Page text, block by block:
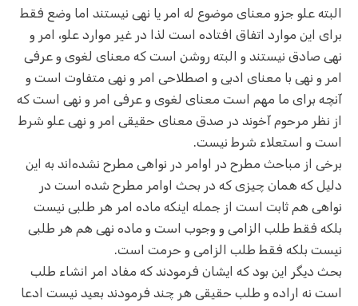
البته علو جزو معنای موضوع له امر یا نهی نیستند اما وضع فقط
برای این موارد اتفاق افتاده است لذا در غیر موارد علو، امر و
نهی صادق نیستند و البته روشن است که معنای لغوی و عرفی
امر و نهی با معنای ادبی و اصطلاحی امر و نهی متفاوت است و
آنچه برای ما مهم است معنای لغوی و عرفی امر و نهی است که
از نظر مرحوم آخوند در صدق معنای حقیقی امر و نهی علو شرط
است و استعلاء شرط نیست.
برخی از مباحث مطرح در اوامر در نواهی مطرح نشده‌اند به این
دلیل که همان چیزی که در بحث اوامر مطرح شده است در
نواهی هم ثابت است از جمله اینکه ماده امر هر طلبی نیست
بلکه فقط طلب الزامی و وجوب است و ماده نهی هم هر طلبی
نیست بلکه فقط طلب الزامی و حرمت است.
بحث دیگر این بود که ایشان فرمودند که مفاد امر انشاء طلب
است نه اراده و طلب حقیقی هر چند فرمودند بعید نیست ادعا